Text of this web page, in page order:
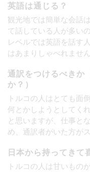
英語は通じる？
観光地では簡単な会話
て話している人が多い
レベルでは英語を話す
はあまりしゃべれません
通訳をつけるべきか
か？）
トルコの人はとても面
何とかしようとしてく
と思いますが、仕事と
め、通訳者がいた方が
日本から持ってきて
トルコの人は甘いもの